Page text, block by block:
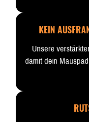
KEIN
Unsere
damit dein